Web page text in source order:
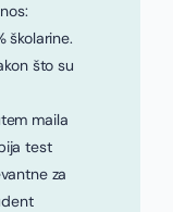
školarine.
što su
maila
test
za